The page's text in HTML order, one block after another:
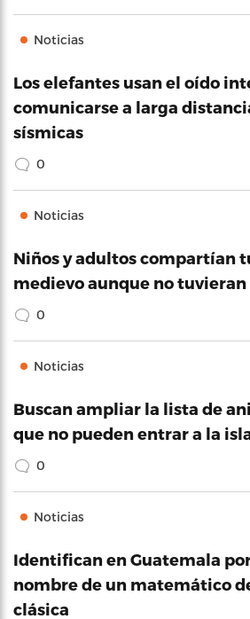
Noticias
Los elefantes usan el oído
comunicarse a larga
sísmicas
0
Noticias
Niños y adultos compartían
medievo aunque no
0
Noticias
Buscan ampliar la lista de
que no pueden entrar a la
0
Noticias
Identifican en Guatemala
nombre de un matemático
clásica